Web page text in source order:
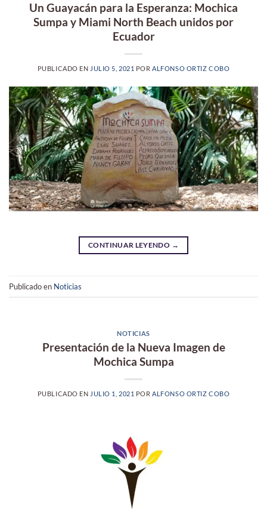
Un Guayacán para la Esperanza: Mochica
Sumpa y Miami North Beach unidos por
Ecuador
PUBLICADO EN JULIO 5, 2021 PORALFONSO ORTIZ COBO
CONTINUAR LEYENDO →
Publicado en Noticias
NOTICIAS
Presentación de la Nueva Imagen de
Mochica Sumpa
PUBLICADO EN JULIO 1, 2021 PORALFONSO ORTIZ COBO